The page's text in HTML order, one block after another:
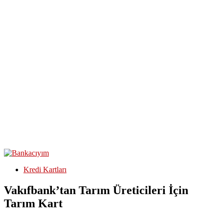
Kredi Kartları
Vakıfbank’tan Tarım Üreticileri İçin
Tarım Kart